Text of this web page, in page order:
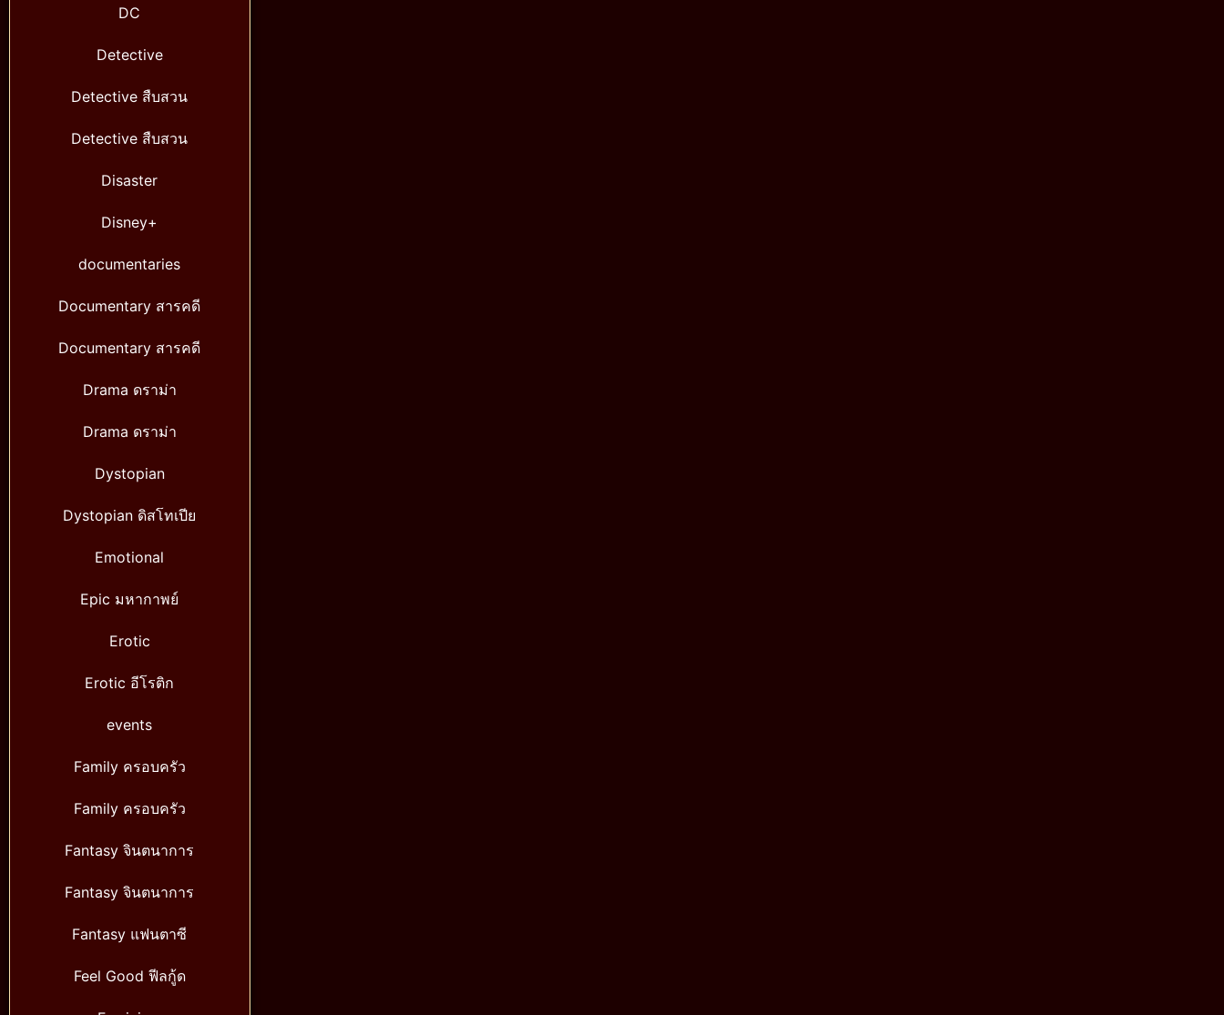
DC
Detective
Detective สืบสวน
Detective สืบสวน
Disaster
Disney+
documentaries
Documentary สารคดี
Documentary สารคดี
Drama ดราม่า
Drama ดราม่า
Dystopian
Dystopian ดิสโทเปีย
Emotional
Epic มหากาพย์
Erotic
Erotic อีโรติก
events
Family ครอบครัว
Family ครอบครัว
Fantasy จินตนาการ
Fantasy จินตนาการ
Fantasy แฟนตาซี
Feel Good ฟีลกู้ด